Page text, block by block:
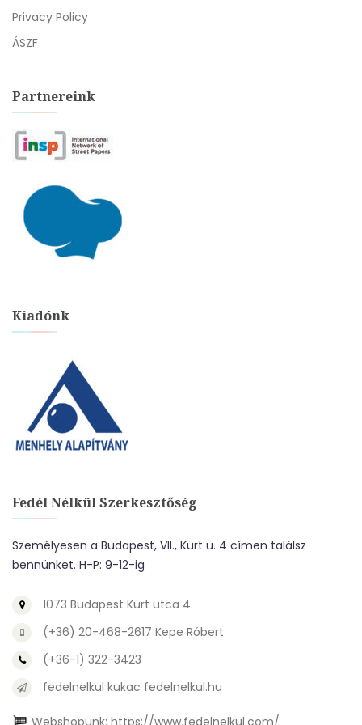
Privacy Policy
ÁSZF
Partnereink
Kiadónk
Fedél Nélkül Szerkesztőség
Személyesen a Budapest, VII., Kürt u. 4 címen találsz
bennünket. H-P: 9-12-ig
1073 Budapest Kürt utca 4.
(+36) 20-468-2617 Kepe Róbert
(+36-1) 322-3423
fedelnelkul kukac fedelnelkul.hu